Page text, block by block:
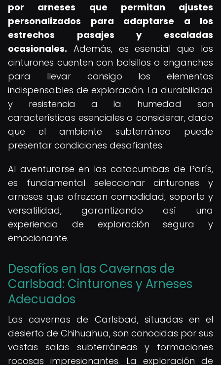
por arneses que permitan ajustes
personalizados para adaptarse a los
estrechos pasajes y escaladas
ocasionales. Además, es esencial que los
cinturones cuenten con bolsillos o enganches
para llevar consigo los elementos
indispensables de exploración. La durabilidad
y resistencia a la humedad son
características esenciales a considerar, dado
que el ambiente subterráneo puede
presentar condiciones desafiantes.
Al aventurarse en las catacumbas de París,
es fundamental seleccionar cinturones y
arneses que ofrezcan comodidad, soporte y
versatilidad, garantizando así una
experiencia de exploración segura y
emocionante.
Desafíos en las Cavernas de
Carlsbad: Cinturones y Arneses
Adecuados
Las cavernas de Carlsbad, situadas en el
desierto de Chihuahua, son conocidas por sus
vastas salas subterráneas y formaciones
rocosas impresionantes. La exploración de